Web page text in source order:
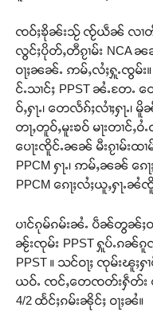
တႃႇႁႂ်ႈသဵင်ၵၢင်ၸႂ်ၵူ
တ်ႇ တူဝ်ႈလုမ်ႈၾႃ
ဝ်ႇၽူႈတွႆႇ
ၸဝ်ႈၶိုၼ်းသႂ် ၸႂ်ယဵၼ် လၢတ်
လွင်ႈပိုတ်ႇတီၵႂၢမ်း NCA
ဝႃႈၼၼ်ႉ ဢမ်ႇလႆႈႁူႉၸွမ်
င်ႉသၢင်ႈ PPST ၼႆႉတႄ
ဝ်ႇႁႃႉ၊ တေလႅၵ်ႈလၢႆႈႁႃႉ
တႃႇတူဝ်ႇမူးၶဝ် မႃးတၢင်ႇဝႆ
ပေႃးၸိူင်ႉၼၼ် မီးၵႂၢမ်းထၢ
PPCM ႁႃႉ၊ ဢမ်ႇၼၼ် ၵေ
PPCM ၵေႃႈလႆႈယူႇႁႃႉၼႆ
ပၢင်ၵုမ်ၵမ်းၼႆႉ ပဵၼ်တွၼ်ႈတ
ၼႂ်းၸုမ်း PPST ႁူပ်ႉၵၼ်
PPST ။ သင်ဝႃႈ ၸုမ်းၽူ
ယဝ်ႉ ၸင်ႇတေၸတ်းႁဵတ်း
4/2 ထႅင်ႈၵမ်းၼိုင်ႈ ဝႃႈၼႆ။